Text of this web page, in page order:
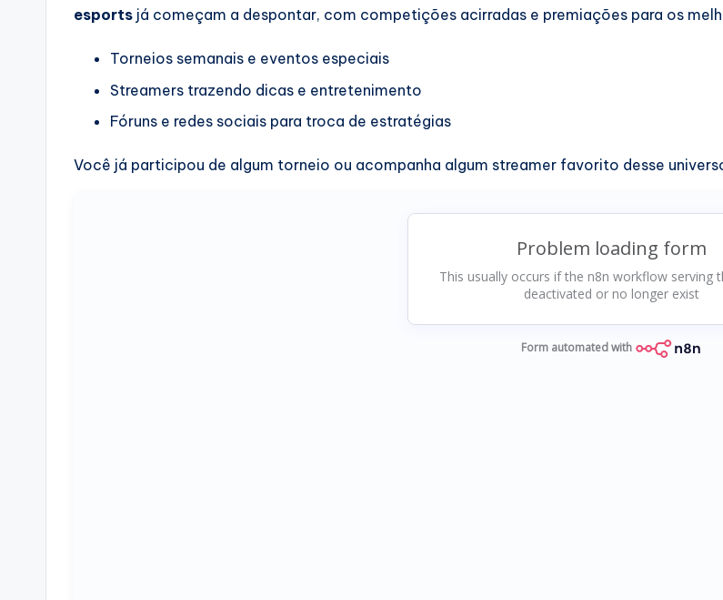
esports já começam a despontar, com competições acirradas e premiações para os
Torneios semanais e eventos especiais
Streamers trazendo dicas e entretenimento
Fóruns e redes sociais para troca de estratégias
Você já participou de algum torneio ou acompanha algum streamer favorito desse